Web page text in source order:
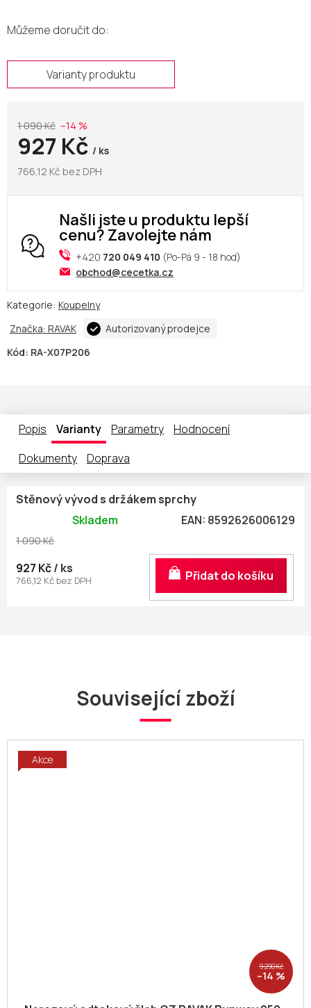
Můžeme doručit do:
1 090 Kč –14 %
927 Kč / ks
766,12 Kč bez DPH
Našli jste u produktu lepší
cenu? Zavolejte nám
+420 720 049 410 (Po-Pá 9 - 18 hod)
obchod@cecetka.cz
Varianty produktu
Kategorie: Koupelny
Značka: RAVAK
Autorizovaný prodejce
Kód: RA-X07P206
Popis Varianty Parametry
Hodnocení
Dokumenty
Doprava
Stěnový vývod s držákem sprchy
1 090 Kč
927 Kč/ ks
766,12 Kč bez DPH
Skladem EAN: 8592626006129
Do košíku
Související zboží
Akce
9 290 Kč
–14 %